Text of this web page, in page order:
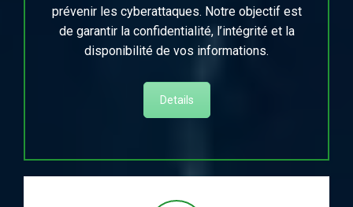
prévenir les cyberattaques. Notre objectif est
de garantir la confidentialité, l’intégrité et la
disponibilité de vos informations.
Details